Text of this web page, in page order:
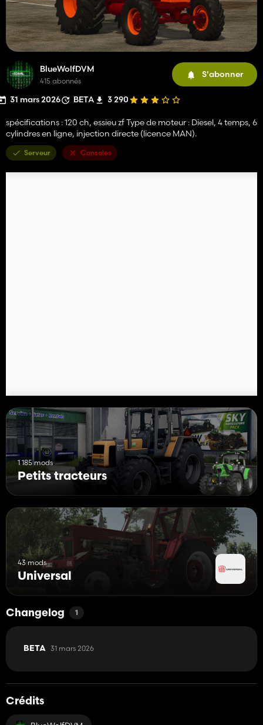
BlueWolfDVM
415 abonnés
S'abonner
31 mars 2026 BETA 3 290
spécifications : 120 ch, essieu zf Type de moteur : Diesel, 4 temps, 6
cylindres en ligne, injection directe (licence MAN).
Serveur Consoles
1 185 mods
Petits tracteurs
43 mods
Universal
Changelog 1
BETA 31 mars 2026
Crédits